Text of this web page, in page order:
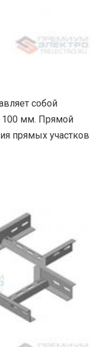
собой
100 мм. Прямой
прямых участков